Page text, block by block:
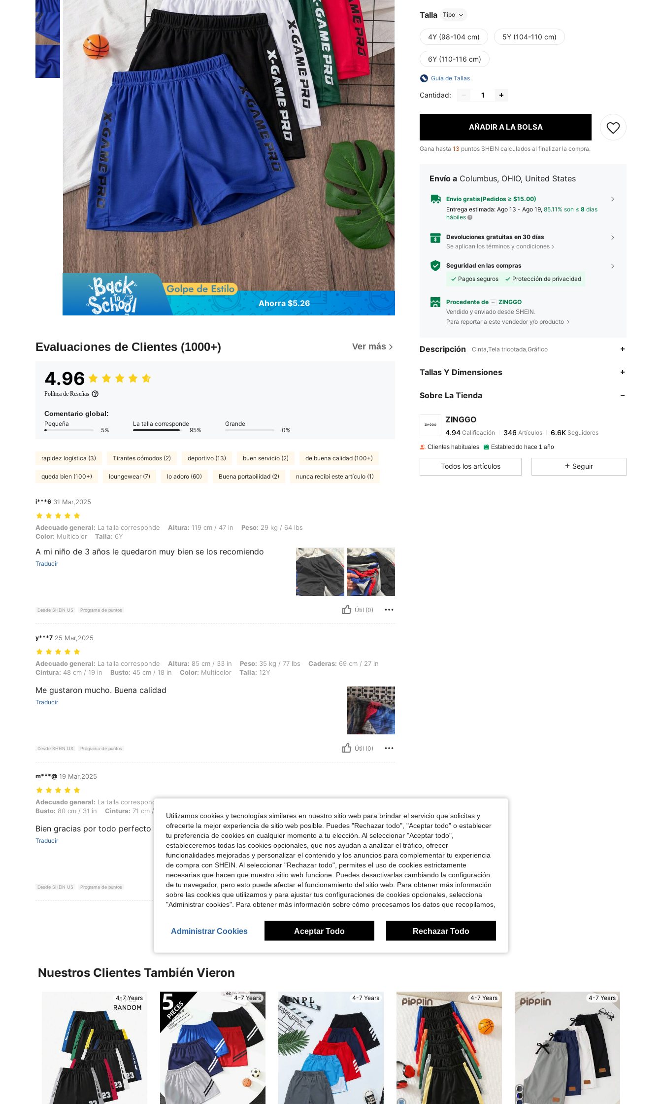
Ahorra $5.26
Evaluaciones de Clientes (1000+) Ver más
4.96
Política de Reseñas
Comentario global:
Pequeña
5%
La talla corresponde
95%
Grande
0%
rapidez logística (3) Tirantes cómodos (2) deportivo (13) buen servicio (2) de buena calidad (100+)
queda bien (100+) loungewear (7) lo adoro (60) Buena portabilidad (2) nunca recibí este artículo (1)
i***6 31 Mar,2025
Adecuado general: La talla corresponde, Altura: 119 cm / 47 in, Peso: 29 kg / 64 lbs, Color: Multicolor, Talla: 6Y
Adecuado general: La talla corresponde Altura: 119 cm / 47 in Peso: 29 kg / 64 lbs
Color: Multicolor Talla: 6Y
A mi niño de 3 años le quedaron muy bien se los recomiendo
Traducir
Desde SHEIN US Programa de puntos Útil (0)
y***7 25 Mar,2025
Adecuado general: La talla corresponde, Altura: 85 cm / 33 in, Peso: 35 kg / 77 lbs, Caderas: 69 cm / 27 in, Cintura: 48 cm / 19 in, Busto: 45 cm / 18 in, Color: Multicolor, Talla: 12Y
Adecuado general: La talla corresponde Altura: 85 cm / 33 in Peso: 35 kg / 77 lbs Caderas: 69 cm / 27 in
Cintura: 48 cm / 19 in Busto: 45 cm / 18 in Color: Multicolor Talla: 12Y
Me gustaron mucho. Buena calidad
Traducir
Desde SHEIN US Programa de puntos Útil (0)
m***@ 19 Mar,2025
Adecuado general: La talla corresponde, Altura: 142 cm / 56 in, Peso: 41 kg / 90 lbs, Caderas: 90 cm / 35 in, Busto: 80 cm / 31 in, Cintura: 71 cm / 28 in, Color: Multicolor, Talla: 6Y
Adecuado general: La talla corresponde
Busto: 80 cm / 31 in Cintura: 71 cm / 28 in
Bien gracias por todo perfecto
Traducir
Desde SHEIN US Programa de puntos Útil (0)
Talla Tipo
4Y (98-104 cm) 5Y (104-110 cm)
6Y (110-116 cm)
Guía de Tallas
Cantidad:
AÑADIR A LA BOLSA
Gana hasta 13 puntos SHEIN calculados al finalizar la compra.
Envío a Columbus, OHIO, United States
Envío gratis(Pedidos ≥ $15.00)
Entrega estimada: Ago 13 - Ago 19, 85.11% son ≤ 8 días
hábiles
Devoluciones gratuitas en 30 días
Se aplican los términos y condiciones
Seguridad en las compras
Pagos seguros
Protección de privacidad
Procedente de ZINGGO
Vendido y enviado desde SHEIN.
Para reportar a este vendedor y/o producto
Descripción Cinta,Tela tricotada,Gráfico
Tallas Y Dimensiones
Sobre La Tienda
ZINGGO
4.94
4.94Calificación
A***opagó Hace 13 horas
Clientes habituales Establecido hace 1 año
Todos los artículos Seguir
Nuestros Clientes También Vieron
4-7 Years 4-7 Years 4-7 Years 4-7 Years 4-7 Years
Utilizamos cookies y tecnologías similares en nuestro sitio web para brindar el servicio que solicitas y
ofrecerte la mejor experiencia de sitio web posible. Puedes "Rechazar todo", "Aceptar todo" o establecer
tu preferencia de cookies en cualquier momento a tu elección. Al seleccionar "Aceptar todo",
estableceremos todas las cookies opcionales, que nos ayudan a analizar el tráfico, ofrecer
funcionalidades mejoradas y personalizar el contenido y los anuncios para complementar tu experiencia
de compra con SHEIN. Al seleccionar "Rechazar todo", permites el uso de cookies estrictamente
necesarias que hacen que nuestro sitio web funcione. Puedes desactivarlas cambiando la configuración
de tu navegador, pero esto puede afectar el funcionamiento del sitio web. Para obtener más información
sobre las cookies que utilizamos y para ajustar tus configuraciones de cookies opcionales, selecciona
"Administrar cookies". Para obtener más información sobre cómo procesamos los datos que recopilamos,
Administrar Cookies Aceptar Todo Rechazar Todo